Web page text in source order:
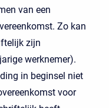
van een
Zo kan
zijn
werknemer).
in beginsel niet
voor